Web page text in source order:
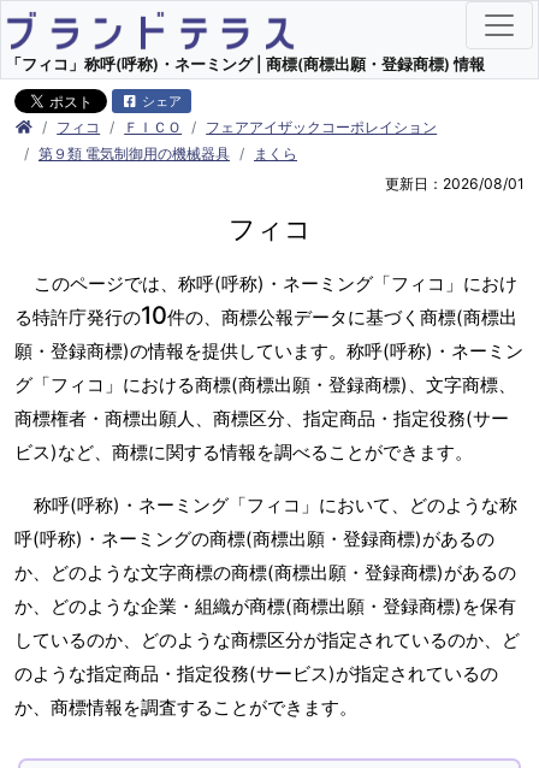
「フィコ」称呼(呼称)・ネーミング | 商標(商標出願・登録商標) 情報
シェア
フィコ ＦＩＣＯ
フェアアイザックコーポレイション
第９類 電気制御用の機械器具
まくら
更新日：2026/08/01
フィコ
このページでは、称呼(呼称)・ネーミング「フィコ」におけ
る特許庁発行の10件の、商標公報データに基づく商標(商標出
願・登録商標)の情報を提供しています。称呼(呼称)・ネーミン
グ「フィコ」における商標(商標出願・登録商標)、文字商標、
商標権者・商標出願人、商標区分、指定商品・指定役務(サー
ビス)など、商標に関する情報を調べることができます。
称呼(呼称)・ネーミング「フィコ」において、どのような称
呼(呼称)・ネーミングの商標(商標出願・登録商標)があるの
か、どのような文字商標の商標(商標出願・登録商標)があるの
か、どのような企業・組織が商標(商標出願・登録商標)を保有
しているのか、どのような商標区分が指定されているのか、ど
のような指定商品・指定役務(サービス)が指定されているの
か、商標情報を調査することができます。